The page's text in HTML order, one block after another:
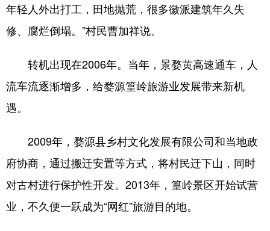
年轻人外出打工，田地抛荒，很多徽派建筑年久失
修、腐烂倒塌。”村民曹加祥说。
转机出现在2006年。当年，景婺黄高速通车，人
流车流逐渐增多，给婺源篁岭旅游业发展带来新机
遇。
2009年，婺源县乡村文化发展有限公司和当地政
府协商，通过搬迁安置等方式，将村民迁下山，同时
对古村进行保护性开发。2013年，篁岭景区开始试营
业，不久便一跃成为“网红”旅游目的地。